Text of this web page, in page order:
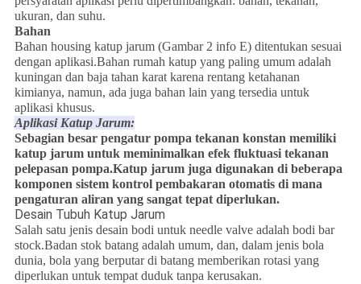
ukuran, dan suhu.
Bahan
Bahan housing katup jarum (Gambar 2 info E) ditentukan sesuai
dengan aplikasi.Bahan rumah katup yang paling umum adalah
kuningan dan baja tahan karat karena rentang ketahanan
kimianya, namun, ada juga bahan lain yang tersedia untuk
aplikasi khusus.
Aplikasi Katup Jarum:
Sebagian besar pengatur pompa tekanan konstan memiliki
katup jarum untuk meminimalkan efek fluktuasi tekanan
pelepasan pompa.Katup jarum juga digunakan di beberapa
komponen sistem kontrol pembakaran otomatis di mana
pengaturan aliran yang sangat tepat diperlukan.
Desain Tubuh Katup Jarum
Salah satu jenis desain bodi untuk needle valve adalah bodi bar
stock.Badan stok batang adalah umum, dan, dalam jenis bola
dunia, bola yang berputar di batang memberikan rotasi yang
diperlukan untuk tempat duduk tanpa kerusakan.